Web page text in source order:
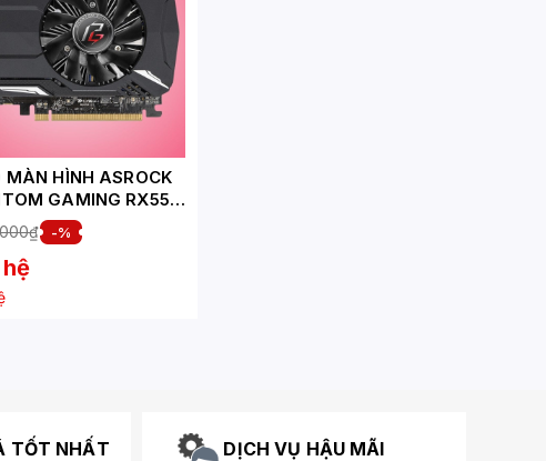
MÀN HÌNH ASROCK
GAMING RX550
-%
TỐT NHẤT DỊCH VỤ HẬU MÃI